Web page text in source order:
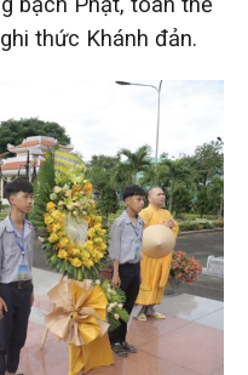
thức Khánh đản.